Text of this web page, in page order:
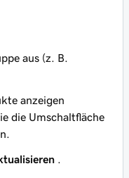
aus (z. B.
anzeigen
die Umschaltfläche
.